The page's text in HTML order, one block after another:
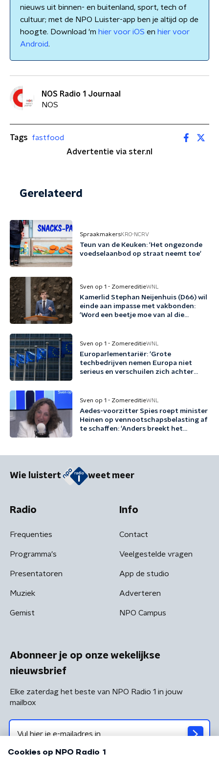
nieuws uit binnen- en buitenland, sport, tech of
cultuur; met de NPO Luister-app ben je altijd op de
hoogte. Download 'm hier voor iOS en hier voor
Android.
NOS Radio 1 Journaal
NOS
Tags
fastfood
Advertentie via ster.nl
Gerelateerd
SpraakmakersKRO-NCRV
Teun van de Keuken: 'Het ongezonde
voedselaanbod op straat neemt toe'
Sven op 1 - ZomereditieWNL
Kamerlid Stephan Neijenhuis (D66) wil
einde aan impasse met vakbonden:
'Word een beetje moe van al die
Sven op 1 - ZomereditieWNL
Europarlementariër: 'Grote
techbedrijven nemen Europa niet
serieus en verschuilen zich achter
Sven op 1 - ZomereditieWNL
Aedes-voorzitter Spies roept minister
Heinen op vennootschapsbelasting af
te schaffen: 'Anders breekt het
Wie luistert weet meer
Radio
Frequenties
Programma's
Presentatoren
Muziek
Gemist
Info
Contact
Veelgestelde vragen
App de studio
Adverteren
NPO Campus
Abonneer je op onze wekelijkse
nieuwsbrief
Elke zaterdag het beste van NPO Radio 1 in jouw
mailbox